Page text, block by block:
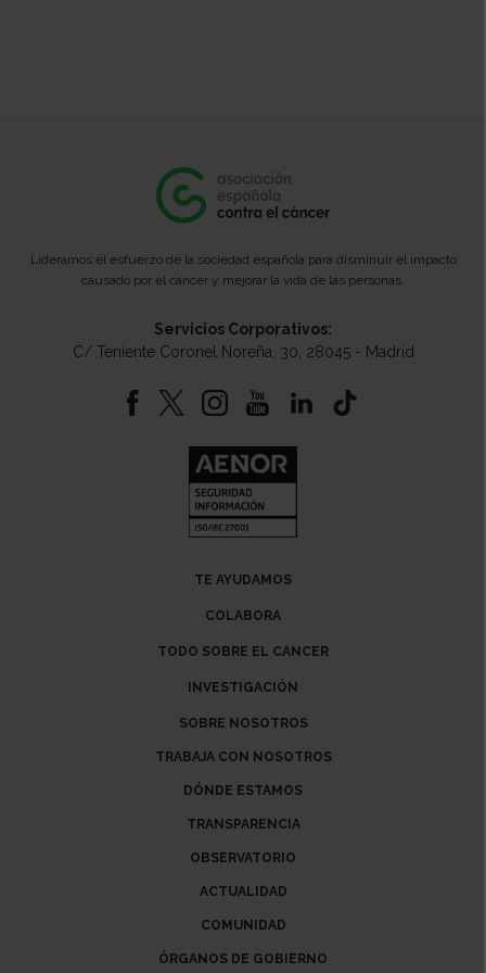
Lideramos el esfuerzo de la sociedad española para disminuir el impacto
causado por el cáncer y mejorar la vida de las personas.
Servicios Corporativos:
C/ Teniente Coronel Noreña, 30, 28045 - Madrid
TE AYUDAMOS
COLABORA
TODO SOBRE EL CANCER
INVESTIGACIÓN
SOBRE NOSOTROS
TRABAJA CON NOSOTROS
DÓNDE ESTAMOS
TRANSPARENCIA
OBSERVATORIO
ACTUALIDAD
COMUNIDAD
ÓRGANOS DE GOBIERNO